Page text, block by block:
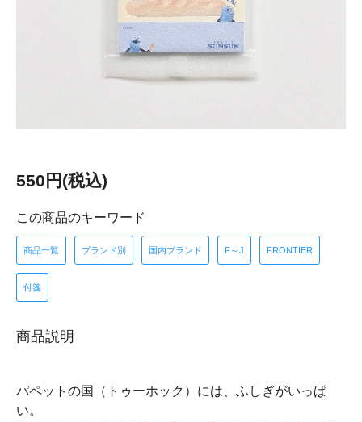
550円(税込)
この商品のキーワード
商品一覧 ブランド別 国内ブランド F～J FRONTIER
付箋
商品説明
パペットの国（トゥーホック）には、ふしぎがいっぱ
い。